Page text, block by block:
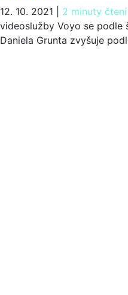
12. 10. 2021 2 minuty čtení
videoslužby Voyo se podle
Daniela Grunta zvyšuje